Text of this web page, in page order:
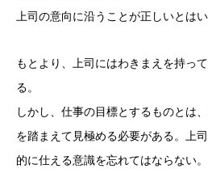
上司の意向に沿うことが正しいとは
もとより、上司にはわきまえを持っ
る。
しかし、仕事の目標とするものとは
を踏まえて見極める必要がある。上
的に仕える意識を忘れてはならない。